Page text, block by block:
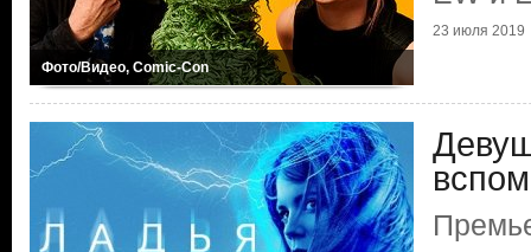
Фото/Видео, Comic-Con
23 июля 2019